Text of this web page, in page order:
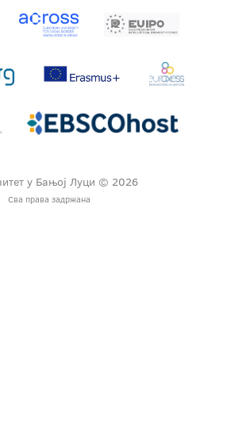
у Бањој Луци © 2026
Сва права задржана